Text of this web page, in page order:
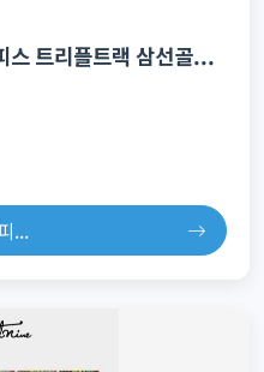
스 트리플트랙 삼선골...
...